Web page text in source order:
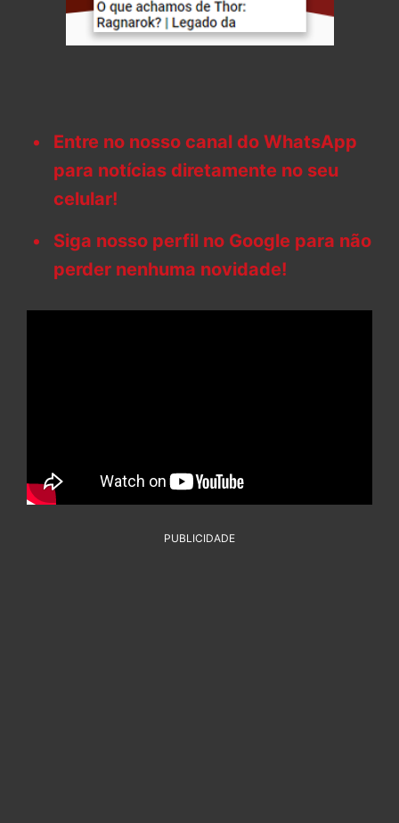
Entre no nosso canal do WhatsApp
para notícias diretamente no seu
celular!
Siga nosso perfil no Google para não
perder nenhuma novidade!
PUBLICIDADE